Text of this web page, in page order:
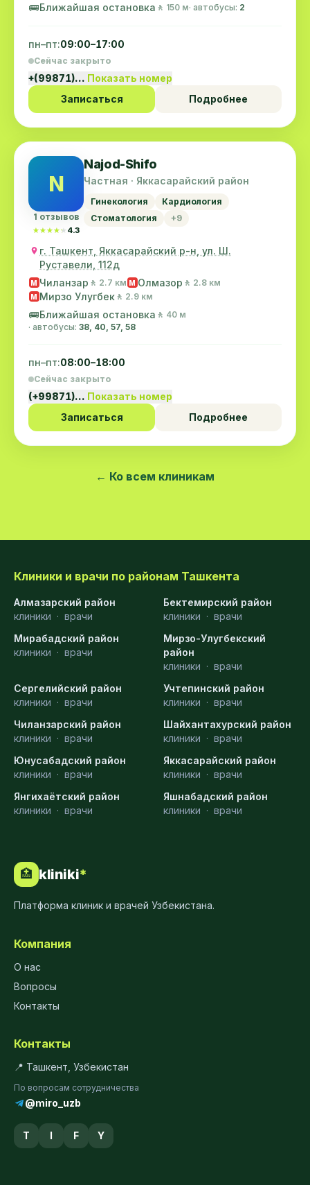
🚌Ближайшая остановка 🚶 150 м· автобусы: 2
пн–пт:09:00–17:00
Сейчас закрыто
+(99871)… Показать номер
Записаться
Подробнее
N
1 отзывов
★★★★★
★★★★★ 4.3
Najod-Shifo
Частная · Яккасарайский район
Гинекология
Кардиология
Стоматология
+9
г. Ташкент, Яккасарайский р-н, ул. Ш.
Руставели, 112д
M Чиланзар 🚶 2.7 км M Олмазор 🚶 2.8 км
M Мирзо Улугбек 🚶 2.9 км
🚌Ближайшая остановка 🚶 40 м
· автобусы: 38, 40, 57, 58
пн–пт:08:00–18:00
Сейчас закрыто
(+99871)… Показать номер
Записаться
Подробнее
← Ко всем клиникам
Клиники и врачи по районам Ташкента
Алмазарский район
клиники · врачи
Бектемирский район
клиники · врачи
Мирабадский район
клиники · врачи
Мирзо-Улугбекский
район
клиники · врачи
Сергелийский район
клиники · врачи
Учтепинский район
клиники · врачи
Чиланзарский район
клиники · врачи
Шайхантахурский район
клиники · врачи
Юнусабадский район
клиники · врачи
Яккасарайский район
клиники · врачи
Янгихаётский район
клиники · врачи
Яшнабадский район
клиники · врачи
🏥 kliniki*
Платформа клиник и врачей Узбекистана.
Компания
О нас
Вопросы
Контакты
Контакты
📍 Ташкент, Узбекистан
По вопросам сотрудничества
@miro_uzb
T I F Y